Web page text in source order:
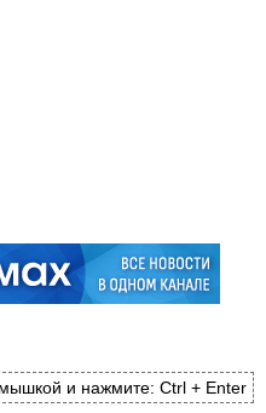
и нажмите: Ctrl + Enter